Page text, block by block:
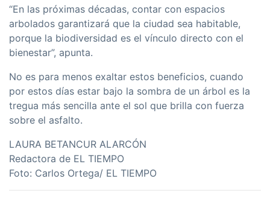
“En las próximas décadas, contar con espacios
arbolados garantizará que la ciudad sea habitable,
porque la biodiversidad es el vínculo directo con el
bienestar”, apunta.
No es para menos exaltar estos beneficios, cuando
por estos días estar bajo la sombra de un árbol es la
tregua más sencilla ante el sol que brilla con fuerza
sobre el asfalto.
LAURA BETANCUR ALARCÓN
Redactora de EL TIEMPO
Foto: Carlos Ortega/ EL TIEMPO